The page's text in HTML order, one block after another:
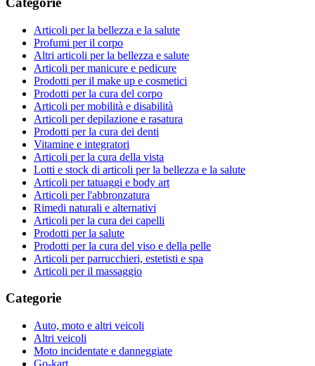
Articoli per la bellezza e la salute
Profumi per il corpo
Altri articoli per la bellezza e salute
Articoli per manicure e pedicure
Prodotti per il make up e cosmetici
Prodotti per la cura del corpo
Articoli per mobilità e disabilità
Articoli per depilazione e rasatura
Prodotti per la cura dei denti
Vitamine e integratori
Articoli per la cura della vista
Lotti e stock di articoli per la bellezza e la salute
Articoli per tatuaggi e body art
Articoli per l'abbronzatura
Rimedi naturali e alternativi
Articoli per la cura dei capelli
Prodotti per la salute
Prodotti per la cura del viso e della pelle
Articoli per parrucchieri, estetisti e spa
Articoli per il massaggio
Categorie
Auto, moto e altri veicoli
Altri veicoli
Moto incidentate e danneggiate
Go-kart